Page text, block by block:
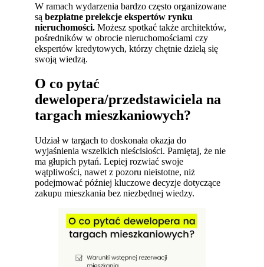
W ramach wydarzenia bardzo często organizowane
sąbezpłatne prelekcje ekspertów rynku
nieruchomości. Możesz spotkać także architektów,
pośredników w obrocie nieruchomościami czy
ekspertów kredytowych, którzy chętnie dzielą się
swoją wiedzą.
O co pytać
dewelopera/przedstawiciela na
targach mieszkaniowych?
Udział w targach to doskonała okazja do
wyjaśnienia wszelkich nieścisłości. Pamiętaj, że nie
ma głupich pytań. Lepiej rozwiać swoje
wątpliwości, nawet z pozoru nieistotne, niż
podejmować później kluczowe decyzje dotyczące
zakupu mieszkania bez niezbędnej wiedzy.